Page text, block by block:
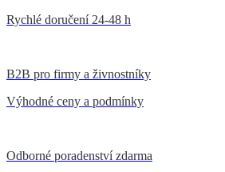
Rychlé doručení 24-48 h
B2B pro firmy a živnostníky
Výhodné ceny a podmínky
Odborné poradenství zdarma